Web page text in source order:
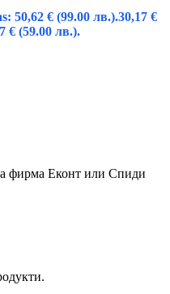
50,62 € (99.00 лв.).30,17 €
€ (59.00 лв.).
фирма Еконт или Спиди